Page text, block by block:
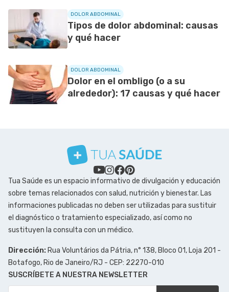
DOLOR ABDOMINAL
Tipos de dolor abdominal: causas
y qué hacer
DOLOR ABDOMINAL
Dolor en el ombligo (o a su
alrededor): 17 causas y qué hacer
Tua Saúde es un espacio informativo de divulgación y educación
sobre temas relacionados con salud, nutrición y bienestar. Las
informaciones publicadas no deben ser utilizadas para sustituir
el diagnóstico o tratamiento especializado, así como no
sustituyen la consulta con un médico.
Dirección: Rua Voluntários da Pátria, n° 138, Bloco 01, Loja 201 -
Botafogo, Rio de Janeiro/RJ - CEP: 22270-010
SUSCRÍBETE A NUESTRA NEWSLETTER